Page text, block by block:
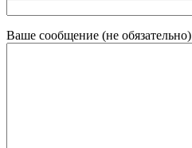
Ваше сообщение (не обязательно)